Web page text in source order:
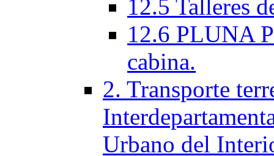
12.5 Talleres
12.6 PLUNA
cabina.
2. Transporte
Urbano del